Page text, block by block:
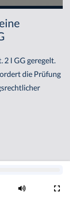
2 I GG geregelt.
die Prüfung
vom persönlichen